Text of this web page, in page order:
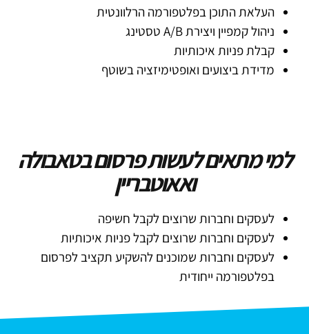
העלאת התוכן בפלטפורמה הרלוונטית
ניהול קמפיין ויצירת A/B טסטינג
קבלת פניות איכותיות
מדידת ביצועים ואופטימיזציה בשוטף
למי מתאים לעשות פרסום בטאבולה
ואאוטבריין
לעסקים וחברות שרוצים לקבל חשיפה
לעסקים וחברות שרוצים לקבל פניות איכותיות
לעסקים וחברות שמוכנים להשקיע תקציב לפרסום
בפלטפורמה ייחודית